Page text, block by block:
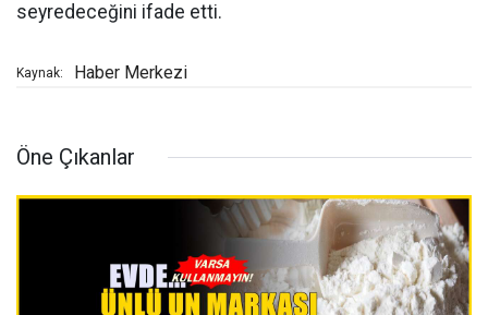
seyredeceğini ifade etti.
Kaynak: Haber Merkezi
Öne Çıkanlar